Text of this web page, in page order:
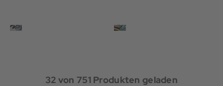
32 von751 Produkten geladen